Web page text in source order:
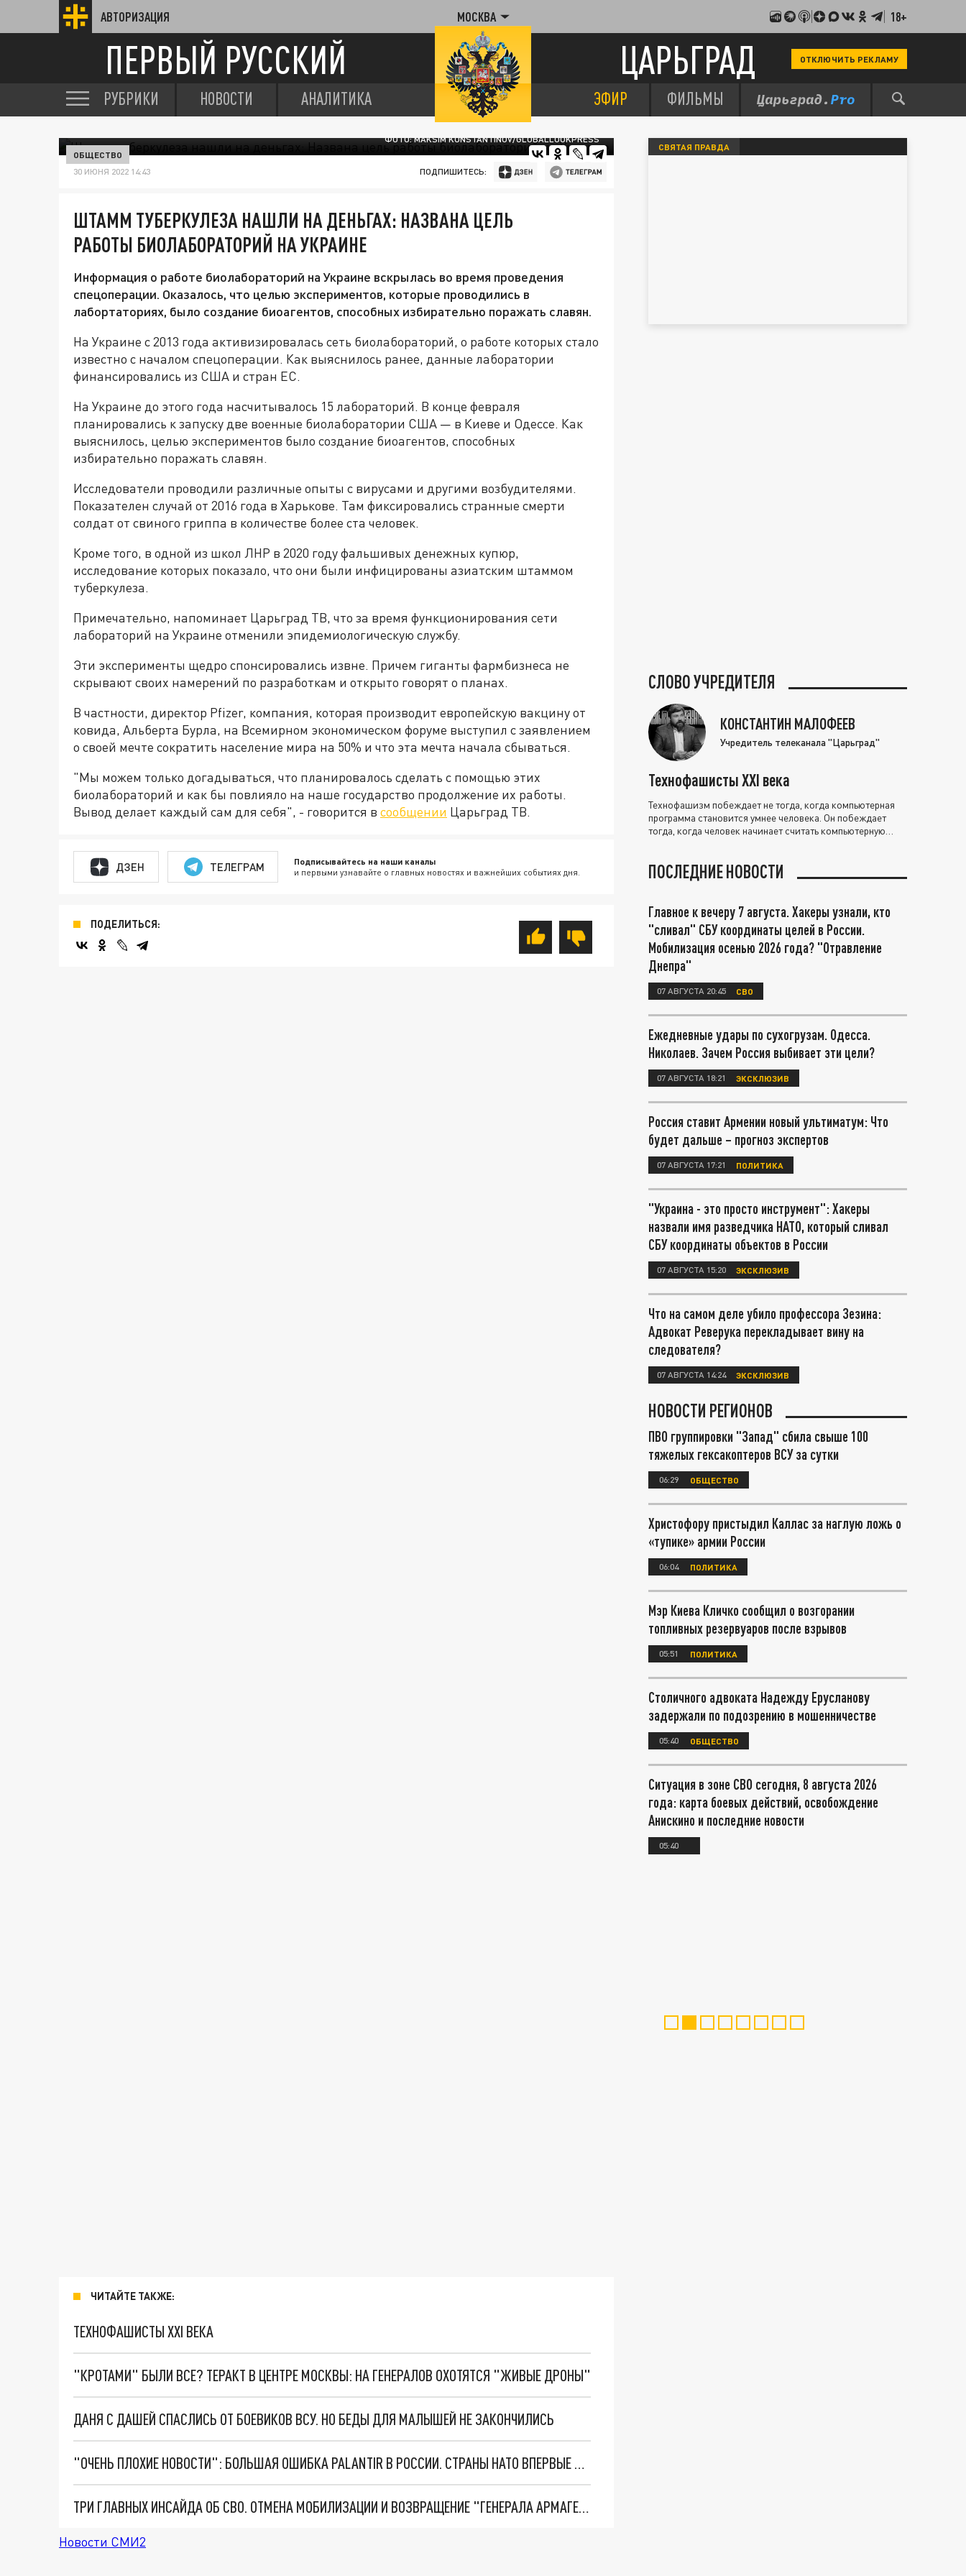
АВТОРИЗАЦИЯ МОСКВА 18+
ПЕРВЫЙ РУССКИЙ ЦАРЬГРАД ОТКЛЮЧИТЬ РЕКЛАМУ
РУБРИКИ НОВОСТИ АНАЛИТИКА ЭФИР ФИЛЬМЫ
ФОТО: MAKSIM KONSTANTINOV/GLOBALLOOKPRESS
ОБЩЕСТВО
30 ИЮНЯ 2022 14:43 ПОДПИШИТЕСЬ:
ШТАММ ТУБЕРКУЛЕЗА НАШЛИ НА ДЕНЬГАХ: НАЗВАНА ЦЕЛЬ
РАБОТЫ БИОЛАБОРАТОРИЙ НА УКРАИНЕ
Информация о работе биолабораторий на Украине вскрылась во время проведения
спецоперации. Оказалось, что целью экспериментов, которые проводились в
лабортаториях, было создание биоагентов, способных избирательно поражать славян.
На Украине с 2013 года активизировалась сеть биолабораторий, о работе которых стало
известно с началом спецоперации. Как выяснилось ранее, данные лаборатории
финансировались из США и стран ЕС.
На Украине до этого года насчитывалось 15 лабораторий. В конце февраля
планировались к запуску две военные биолаборатории США — в Киеве и Одессе. Как
выяснилось, целью экспериментов было создание биоагентов, способных
избирательно поражать славян.
Исследователи проводили различные опыты с вирусами и другими возбудителями.
Показателен случай от 2016 года в Харькове. Там фиксировались странные смерти
солдат от свиного гриппа в количестве более ста человек.
Кроме того, в одной из школ ЛНР в 2020 году фальшивых денежных купюр,
исследование которых показало, что они были инфицированы азиатским штаммом
туберкулеза.
Примечательно, напоминает Царьград ТВ, что за время функционирования сети
лабораторий на Украине отменили эпидемиологическую службу.
Эти эксперименты щедро спонсировались извне. Причем гиганты фармбизнеса не
скрывают своих намерений по разработкам и открыто говорят о планах.
В частности, директор Pfizer, компания, которая производит европейскую вакцину от
ковида, Альберта Бурла, на Всемирном экономическом форуме выступил с заявлением
о своей мечте сократить население мира на 50% и что эта мечта начала сбываться.
"Мы можем только догадываться, что планировалось сделать с помощью этих
биолабораторий и как бы повлияло на наше государство продолжение их работы.
Вывод делает каждый сам для себя", - говорится в сообщении Царьград ТВ.
ДЗЕН ТЕЛЕГРАМ Подписывайтесь на наши каналы
и первыми узнавайте о главных новостях и важнейших событиях дня.
ПОДЕЛИТЬСЯ:
ЧИТАЙТЕ ТАКЖЕ:
ТЕХНОФАШИСТЫ XXI ВЕКА
"КРОТАМИ" БЫЛИ ВСЕ? ТЕРАКТ В ЦЕНТРЕ МОСКВЫ: НА ГЕНЕРАЛОВ ОХОТЯТСЯ "ЖИВЫЕ ДРОНЫ"
ДАНЯ С ДАШЕЙ СПАСЛИСЬ ОТ БОЕВИКОВ ВСУ. НО БЕДЫ ДЛЯ МАЛЫШЕЙ НЕ ЗАКОНЧИЛИСЬ
"ОЧЕНЬ ПЛОХИЕ НОВОСТИ": БОЛЬШАЯ ОШИБКА PALANTIR В РОССИИ. СТРАНЫ НАТО ВПЕРВЫЕ ЗА СВО ОСТАНОВИЛИ ПОСТАВКИ ОРУЖИЯ. ВСУ ТЕРЯЮТ ПРИГРАНИЧЬЕ?
ТРИ ГЛАВНЫХ ИНСАЙДА ОБ СВО. ОТМЕНА МОБИЛИЗАЦИИ И ВОЗВРАЩЕНИЕ "ГЕНЕРАЛА АРМАГЕДДОНА"? ОТЛИЧНЫЕ НОВОСТИ, КОТОРЫЕ ЖДАЛИ ВСЕ
Новости СМИ2
СВЯТАЯ ПРАВДА
СЛОВО УЧРЕДИТЕЛЯ
КОНСТАНТИН МАЛОФЕЕВ
Учредитель телеканала "Царьград"
Технофашисты XXI века
Технофашизм побеждает не тогда, когда компьютерная
программа становится умнее человека. Он побеждает
тогда, когда человек начинает считать компьютерную
ПОСЛЕДНИЕ НОВОСТИ
Главное к вечеру 7 августа. Хакеры узнали, кто
"сливал" СБУ координаты целей в России.
Мобилизация осенью 2026 года? "Отравление
Днепра"
07 АВГУСТА 20:45 СВО
Ежедневные удары по сухогрузам. Одесса.
Николаев. Зачем Россия выбивает эти цели?
07 АВГУСТА 18:21 ЭКСКЛЮЗИВ
Россия ставит Армении новый ультиматум: Что
будет дальше – прогноз экспертов
07 АВГУСТА 17:21 ПОЛИТИКА
"Украина - это просто инструмент": Хакеры
назвали имя разведчика НАТО, который сливал
СБУ координаты объектов в России
07 АВГУСТА 15:20 ЭКСКЛЮЗИВ
Что на самом деле убило профессора Зезина:
Адвокат Реверука перекладывает вину на
следователя?
07 АВГУСТА 14:24 ЭКСКЛЮЗИВ
НОВОСТИ РЕГИОНОВ
ПВО группировки "Запад" сбила свыше 100
тяжелых гексакоптеров ВСУ за сутки
06:29 ОБЩЕСТВО
Христофору пристыдил Каллас за наглую ложь о
«тупике» армии России
06:04 ПОЛИТИКА
Мэр Киева Кличко сообщил о возгорании
топливных резервуаров после взрывов
05:51 ПОЛИТИКА
Столичного адвоката Надежду Ерусланову
задержали по подозрению в мошенничестве
05:40 ОБЩЕСТВО
Ситуация в зоне СВО сегодня, 8 августа 2026
года: карта боевых действий, освобождение
Анискино и последние новости
05:40